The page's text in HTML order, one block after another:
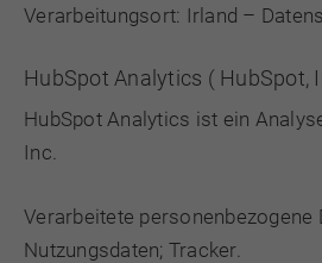
Verarbeitungsort: Irland –
HubSpot Analytics ( HubSpot,
HubSpot Analytics ist ein
Inc.
Verarbeitete personenbezogene
Nutzungsdaten; Tracker.